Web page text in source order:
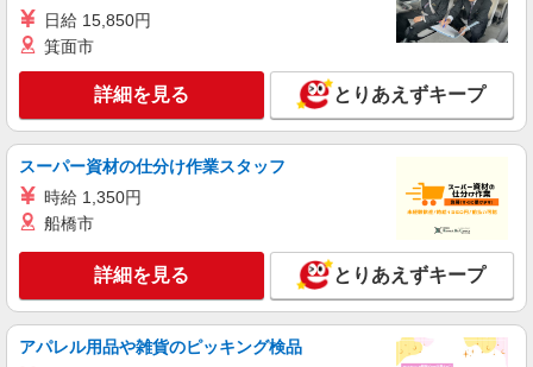
日給 15,850円
箕面市
詳細を見る とりあえずキープ
スーパー資材の仕分け作業スタッフ
時給 1,350円
船橋市
詳細を見る とりあえずキープ
アパレル用品や雑貨のピッキング検品